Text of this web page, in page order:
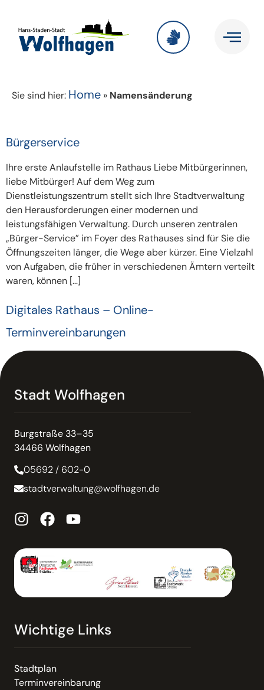
Sie sind hier: Home » Namensänderung
Bürgerservice
Ihre erste Anlaufstelle im Rathaus Liebe Mitbürgerinnen,
liebe Mitbürger! Auf dem Weg zum
Dienstleistungszentrum stellt sich Ihre Stadtverwaltung
den Herausforderungen einer modernen und
leistungsfähigen Verwaltung. Durch unseren zentralen
„Bürger-Service” im Foyer des Rathauses sind für Sie die
Öffnungszeiten länger, die Wege aber kürzer. Eine Vielzahl
von Aufgaben, die früher in verschiedenen Ämtern verteilt
waren, können […]
Digitales Rathaus – Online-
Terminvereinbarungen
Stadt Wolfhagen
Burgstraße 33–35
34466 Wolfhagen
05692 / 602-0
stadtverwaltung@wolfhagen.de
Wichtige Links
Stadtplan
Terminvereinbarung